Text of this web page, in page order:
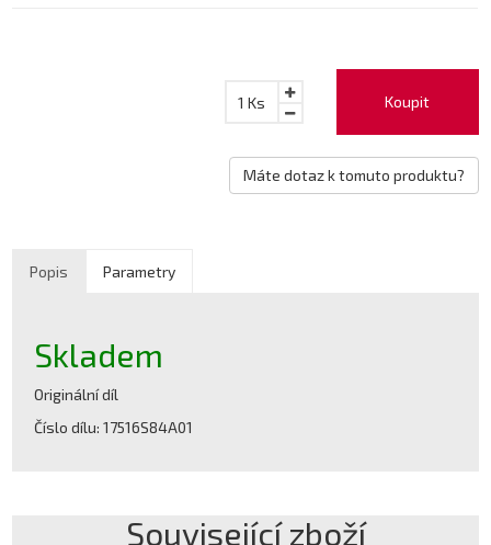
Koupit
1 Ks
Máte dotaz k tomuto produktu?
Popis Parametry
Skladem
Originální díl
Číslo dílu: 17516S84A01
Související zboží